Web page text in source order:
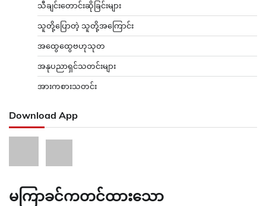
သီချင်းတောင်းဆိုခြင်းများ
သူတို့ပြောတဲ့ သူတို့အကြောင်း
အထွေထွေဗဟုသုတ
အနုပညာရှင်သတင်းများ
အားကစားသတင်း
Download App
မကြာခင်ကတင်ထားသော